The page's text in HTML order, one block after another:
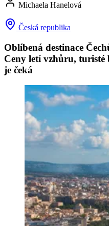
Michaela Hanelová
Česká republika
Oblíbená destinace
Ceny letí vzhůru,
je čeká